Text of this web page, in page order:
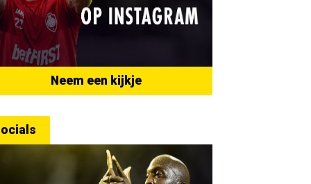
Neem een kijkje